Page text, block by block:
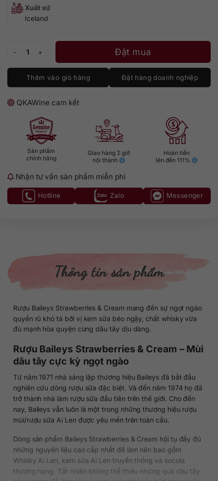
Xuất xứ
Iceland
Baileys Strawberries & Cream số lượngĐặt mua
Thêm vào giỏ hàng Đặt hàng doanh nghiệp
QKAWine cam kết
Sản phẩm
chính hãng
Giao hàng 2 giờ
nội thành
Hoàn tiền
lên đến 111%
Nhận tư vấn sản phẩm miễn phí
Hotline Zalo Messenger
Thông tin sản phẩm
Rượu Baileys Strawberries & Cream mang đến sự ngọt ngào
quyến rũ khó tả bởi vị kem sữa béo ngậy, chất whisky vừa
đủ mạnh hòa quyện cùng dâu tây dịu dàng.
Rượu Baileys Strawberries & Cream – Mùi
dâu tây cực kỳ ngọt ngào
Từ năm 1971 nhà sáng lập thương hiệu Baileys đã bắt đầu
nghiên cứu dòng rượu sữa đặc biệt. Và đến năm 1974 họ đã
trở thành nhà làm rượu sữa đầu tiên trên thế giới. Cho đến
nay, Baileys vẫn luôn là một trong những thương hiệu rượu
mùi/rượu sữa Ai Len được yêu mến trên toàn cầu.
Dòng sản phẩm Baileys Strawberries & Cream hội tụ đầy đủ
những nguyên liệu cao cấp nhất để làm nên bao gồm
Whisky Ai Len, kem sữa Ai Len truyền thống và socola
thượng hạng. Tất nhiên không thể thiếu những quả dâu tây